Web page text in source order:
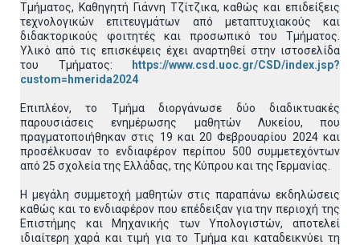
Τμήματος, Καθηγητή Γιάννη Τζίτζικα, καθώς και επιδείξεις
τεχνολογικών επιτευγμάτων από μεταπτυχιακούς και
διδακτορικούς φοιτητές και προσωπικό του Τμήματος.
Υλικό από τις επισκέψεις έχει αναρτηθεί στην ιστοσελίδα
του Τμήματος:
https://www.csd.uoc.gr/CSD/index.jsp?
custom=hmerida2024
Επιπλέον, το Τμήμα διοργάνωσε δύο διαδικτυακές
παρουσιάσεις ενημέρωσης μαθητών Λυκείου, που
πραγματοποιήθηκαν στις 19 και 20 Φεβρουαρίου 2024 και
προσέλκυσαν το ενδιαφέρον περίπου 500 συμμετεχόντων
από 25 σχολεία της Ελλάδας, της Κύπρου και της Γερμανίας.
Η μεγάλη συμμετοχή μαθητών στις παραπάνω εκδηλώσεις
καθώς και το ενδιαφέρον που επέδειξαν για την περιοχή της
Επιστήμης και Μηχανικής των Υπολογιστών, αποτελεί
ιδιαίτερη χαρά και τιμή για το Τμήμα και καταδεικνύει τη